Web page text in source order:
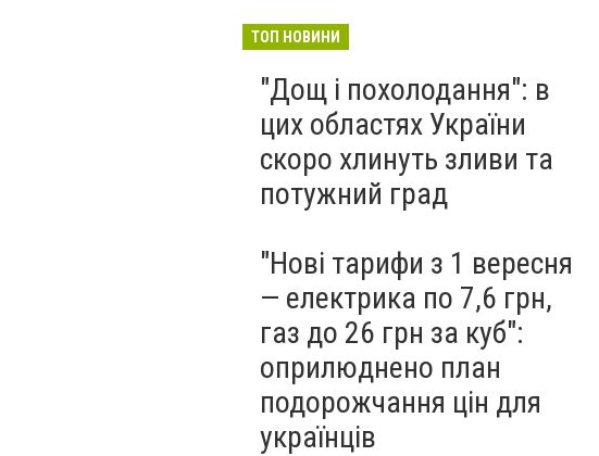
миті: на Тернопільщині
знешкодили боєприпас
ТОП НОВИНИ
"Дощ і похолодання": в
цих областях України
скоро хлинуть зливи та
потужний град
"Нові тарифи з 1 вересня
— електрика по 7,6 грн,
газ до 26 грн за куб":
оприлюднено план
подорожчання цін для
українців